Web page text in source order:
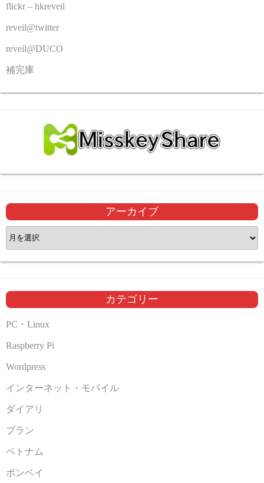
flickr – hkreveil
reveil@twitter
reveil@DUCO
補完庫
アーカイブ
ア
ー
カ
ブ
カテゴリー
PC・Linux
Raspberry Pi
Wordpress
インターネット・モバイル
ダイアリ
ブラン
ベトナム
ボンベイ